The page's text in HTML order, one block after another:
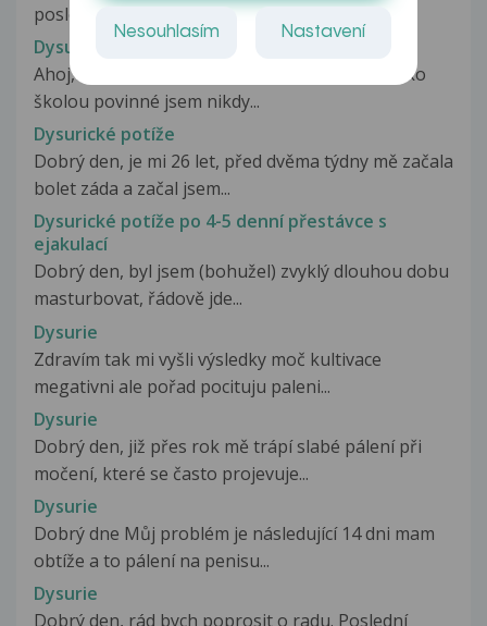
poslední dobou si vždy po víkendu...
Dysurické potíže
Ahoj, celý svůj život chodím na lehko, i jako dítko
školou povinné jsem nikdy...
Dysurické potíže
Dobrý den, je mi 26 let, před dvěma týdny mě začala
bolet záda a začal jsem...
Dysurické potíže po 4-5 denní přestávce s
ejakulací
Dobrý den, byl jsem (bohužel) zvyklý dlouhou dobu
masturbovat, řádově jde...
Dysurie
Zdravím tak mi vyšli výsledky moč kultivace
megativni ale pořad pocituju paleni...
Dysurie
Dobrý den, již přes rok mě trápí slabé pálení při
močení, které se často projevuje...
Dysurie
Dobrý dne Můj problém je následující 14 dni mam
obtíže a to pálení na penisu...
Dysurie
Dobrý den, rád bych poprosit o radu. Poslední
Nesouhlasím Nastavení